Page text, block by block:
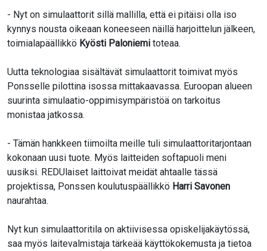
- Nyt on simulaattorit sillä mallilla, että ei pitäisi olla iso
kynnys nousta oikeaan koneeseen näillä harjoittelun jälkeen,
toimialapäällikkö Kyösti Paloniemi toteaa.
Uutta teknologiaa sisältävät simulaattorit toimivat myös
Ponsselle pilottina isossa mittakaavassa. Euroopan alueen
suurinta simulaatio-oppimisympäristöä on tarkoitus
monistaa jatkossa.
- Tämän hankkeen tiimoilta meille tuli simulaattoritarjontaan
kokonaan uusi tuote. Myös laitteiden softapuoli meni
uusiksi. REDUlaiset laittoivat meidät ahtaalle tässä
projektissa, Ponssen koulutuspäällikkö Harri Savonen
naurahtaa.
Nyt kun simulaattoritila on aktiivisessa opiskelijakäytössä,
saa myös laitevalmistaja tärkeää käyttökokemusta ja tietoa